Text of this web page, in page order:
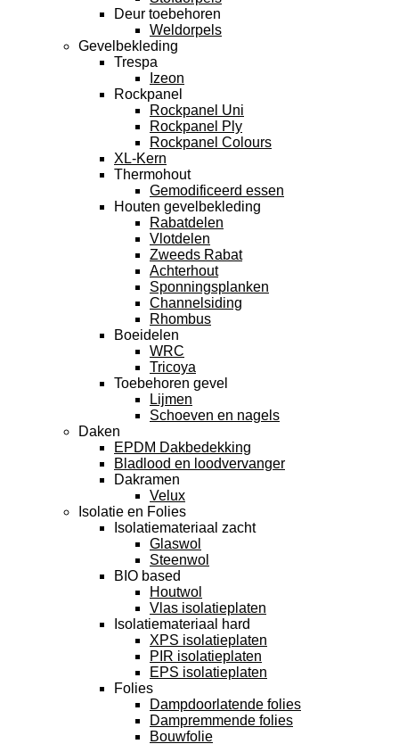
Deur toebehoren
Weldorpels
Gevelbekleding
Trespa
Izeon
Rockpanel
Rockpanel Uni
Rockpanel Ply
Rockpanel Colours
XL-Kern
Thermohout
Gemodificeerd essen
Houten gevelbekleding
Rabatdelen
Vlotdelen
Zweeds Rabat
Achterhout
Sponningsplanken
Channelsiding
Rhombus
Boeidelen
WRC
Tricoya
Toebehoren gevel
Lijmen
Schoeven en nagels
Daken
EPDM Dakbedekking
Bladlood en loodvervanger
Dakramen
Velux
Isolatie en Folies
Isolatiemateriaal zacht
Glaswol
Steenwol
BIO based
Houtwol
Vlas isolatieplaten
Isolatiemateriaal hard
XPS isolatieplaten
PIR isolatieplaten
EPS isolatieplaten
Folies
Dampdoorlatende folies
Dampremmende folies
Bouwfolie